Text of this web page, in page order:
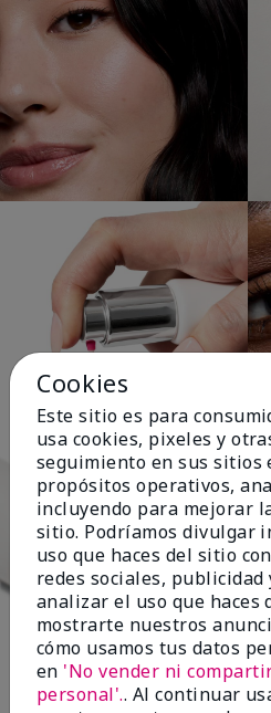
Cookies
Este sitio es para
usa cookies, pixeles y
seguimiento en sus sitios
propósitos operativos,
incluyendo para mejorar
sitio. Podríamos divulgar
uso que haces del sitio
redes sociales,
analizar el uso que haces
mostrarte nuestros
cómo usamos tus datos
en 'No vender ni
personal'.. Al continuar